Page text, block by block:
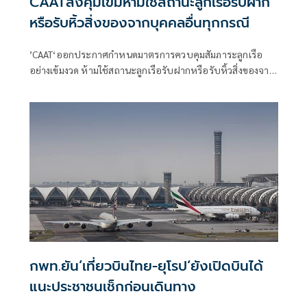
หรือรับหิ้วสิ่งของจากบุคคลอื่นทุกกรณี
’CAAT‘ออกประกาศกำหนดมาตรการควบคุมสัมภาระลูกเรือ
อย่างเข้มงวด ห้ามใช้สถานะลูกเรือรับฝากหรือรับหิ้วสิ่งของจาก
ยกระดับมาตรฐานความปลอดภัยและความเชื่อมั่นต่อการบิน
กพท.ยัน’เที่ยวบินไทย-ยุโรป‘ยังเปิดบินได้
แนะประชาชนเช็กก่อนเดินทาง